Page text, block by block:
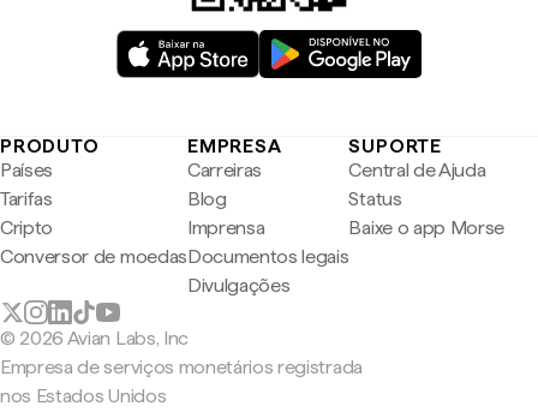
PRODUTO
Países
Tarifas
Cripto
Conversor de moedas
EMPRESA
Carreiras
Blog
Imprensa
Documentos legais
Divulgações
SUPORTE
Central de Ajuda
Status
Baixe o app Morse
© 2026 Avian Labs, Inc
Empresa de serviços monetários registrada
nos Estados Unidos